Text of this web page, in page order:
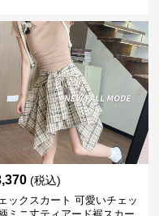
(税込)
ックスカート 可愛いチェッ